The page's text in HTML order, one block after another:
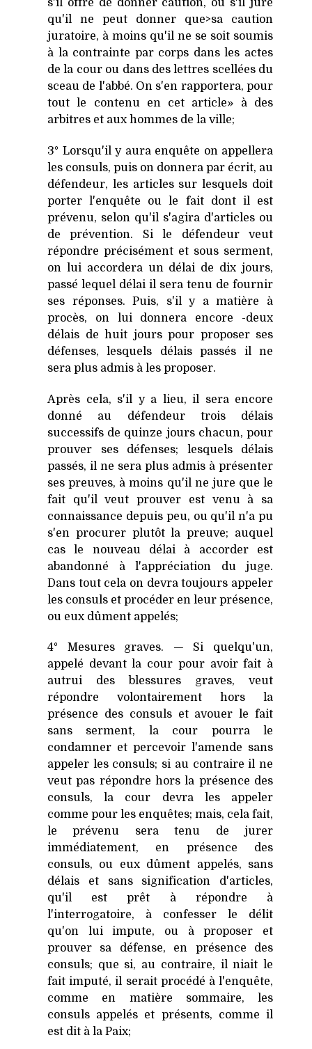
s'il offre de donner caution, ou s'il jure
qu'il ne peut donner que>sa caution
juratoire, à moins qu'il ne se soit soumis
à la contrainte par corps dans les actes
de la cour ou dans des lettres scellées du
sceau de l'abbé. On s'en rapportera, pour
tout le contenu en cet article» à des
arbitres et aux hommes de la ville;
3° Lorsqu'il y aura enquête on appellera
les consuls, puis on donnera par écrit, au
défendeur, les articles sur lesquels doit
porter l'enquête ou le fait dont il est
prévenu, selon qu'il s'agira d'articles ou
de prévention. Si le défendeur veut
répondre précisément et sous serment,
on lui accordera un délai de dix jours,
passé lequel délai il sera tenu de fournir
ses réponses. Puis, s'il y a matière à
procès, on lui donnera encore -deux
délais de huit jours pour proposer ses
défenses, lesquels délais passés il ne
sera plus admis à les proposer.
Après cela, s'il y a lieu, il sera encore
donné au défendeur trois délais
successifs de quinze jours chacun, pour
prouver ses défenses; lesquels délais
passés, il ne sera plus admis à présenter
ses preuves, à moins qu'il ne jure que le
fait qu'il veut prouver est venu à sa
connaissance depuis peu, ou qu'il n'a pu
s'en procurer plutôt la preuve; auquel
cas le nouveau délai à accorder est
abandonné à l'appréciation du juge.
Dans tout cela on devra toujours appeler
les consuls et procéder en leur présence,
ou eux dûment appelés;
4° Mesures graves. — Si quelqu'un,
appelé devant la cour pour avoir fait à
autrui des blessures graves, veut
répondre volontairement hors la
présence des consuls et avouer le fait
sans serment, la cour pourra le
condamner et percevoir l'amende sans
appeler les consuls; si au contraire il ne
veut pas répondre hors la présence des
consuls, la cour devra les appeler
comme pour les enquêtes; mais, cela fait,
le prévenu sera tenu de jurer
immédiatement, en présence des
consuls, ou eux dûment appelés, sans
délais et sans signification d'articles,
qu'il est prêt à répondre à
l'interrogatoire, à confesser le délit
qu'on lui impute, ou à proposer et
prouver sa défense, en présence des
consuls; que si, au contraire, il niait le
fait imputé, il serait procédé à l'enquête,
comme en matière sommaire, les
consuls appelés et présents, comme il
est dit à la Paix;